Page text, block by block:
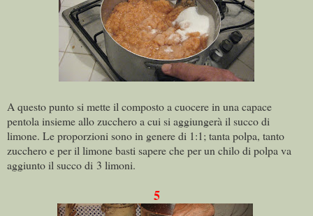
A questo punto si mette il composto a cuocere in una capace
pentola insieme allo zucchero a cui si aggiungerà il succo di
limone. Le proporzioni sono in genere di 1:1; tanta polpa, tanto
zucchero e per il limone basti sapere che per un chilo di polpa va
aggiunto il succo di 3 limoni.
5